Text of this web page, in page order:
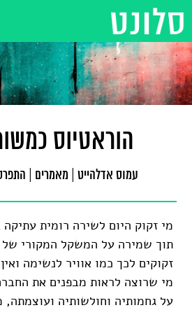
הוראטיוס
עמוס אדלהייט מאמרים התפרסם
מי זקוק היום לשירה רומית עתיקה
תוך שמירה על המשקל המקורי של
זקוקים לכך כמו אוויר לנשימה
מי שרוצה לראות מבפנים את
על גחמותיה וחולשותיה